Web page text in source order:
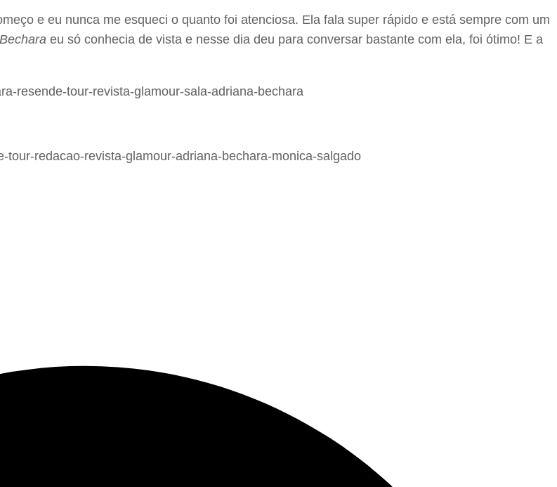
e eu nunca me esqueci o quanto foi atenciosa. Ela fala super rápido e está sempre com um
eu só conhecia de vista e nesse dia deu para conversar bastante com ela, foi ótimo! E a